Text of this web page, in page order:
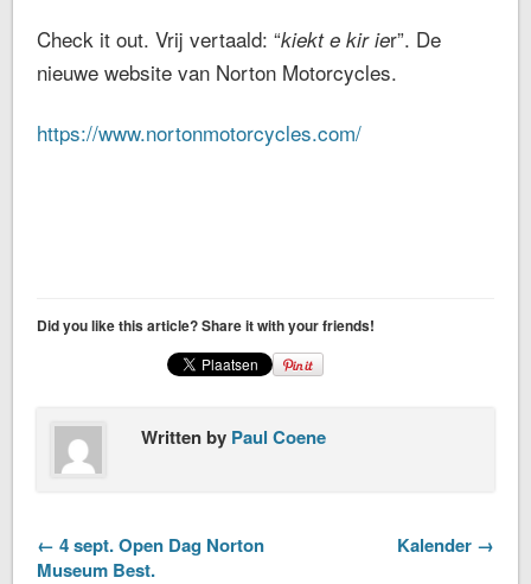
Check it out. Vrij vertaald: “kiekt e kir ier”. De
nieuwe website van Norton Motorcycles.
https://www.nortonmotorcycles.com/
Did you like this article? Share it with your friends!
Written by Paul Coene
← 4 sept. Open Dag Norton
Museum Best.
Kalender →